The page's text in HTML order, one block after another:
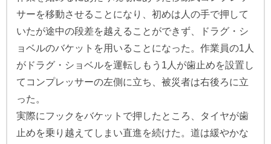
サーを移動させることになり、初めは人の手で押して
いたが途中の段差を越えることができず、ドラグ・シ
ョベルのバケットを用いることになった。作業員の1人
がドラグ・ショベルを運転しもう1人が歯止めを設置し
てコンプレッサーの左側に立ち、被災者は右後ろに立
った。
実際にフックをバケットで押したところ、タイヤが歯
止めを乗り越えてしまい直進を続けた。道は緩やかな